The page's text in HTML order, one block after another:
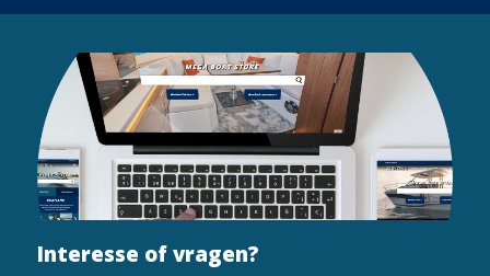
Interesse of vragen?